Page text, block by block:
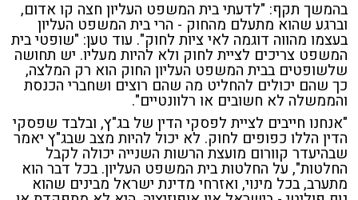
בהמשך תקף: "לדעתי בית המשפט העליון חצה קו אדום,
וברגע שהוא מתעלם מהחוק - הרי בית המשפט העליון
בעצמו מהווה דוגמה לאי ציות לחוק". עוד טען: "שופטי בית
המשפט צריכים לציית לחוק ולא להיות מעליו. יש תחושה
שלשופטים בבית המשפט העליון החוק הוא רק המלצה,
כך שהם יכולים להחליט מה שהם רוצים ושחברי הכנסת
והממשלה לא חשובים או רלוונטיים".
"אנחנו חייבים לציית לפסקי הדין של בג"ץ, ובלבד שפסקי
הדין הללו כפופים לחוק. לא יכול להיות מצב שבג"ץ יאמר
שבהיעדר קוורום מועצת הרשות השנייה יכולה לקבל
החלטות", על החלטות בית המשפט העליון. בכל דבר הוא
מתערב, בכל מינוי, ואזרחי מדינת ישראל מבינים שהוא